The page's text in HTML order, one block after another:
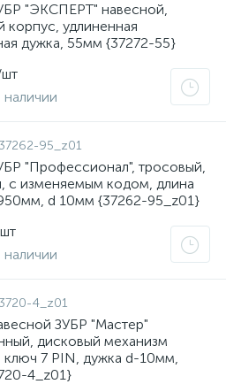
"ЭКСПЕРТ" навесной,
корпус, удлиненная
дужка, 55мм {37272-55}
наличии
37262-95_z01
"Профессионал", тросовый,
с изменяемым кодом, длина
d 10мм {37262-95_z01}
наличии
3720-4_z01
ЗУБР "Мастер"
дисковый механизм
ключ 7 PIN, дужка d-10мм,
4_z01}